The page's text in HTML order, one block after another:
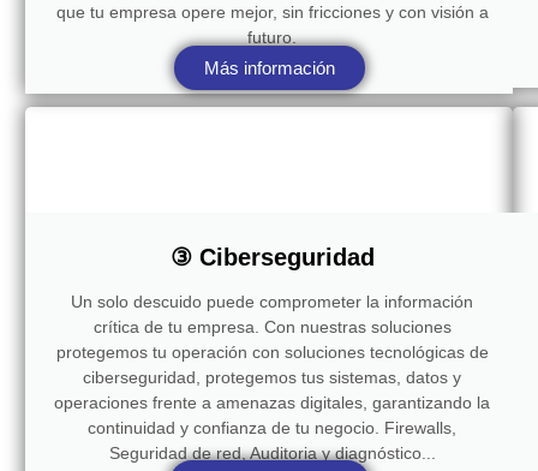
que tu empresa opere mejor, sin fricciones y con visión a
futuro.
Más información
③ Ciberseguridad
Un solo descuido puede comprometer la información
crítica de tu empresa. Con nuestras soluciones
protegemos tu operación con soluciones tecnológicas de
ciberseguridad, protegemos tus sistemas, datos y
operaciones frente a amenazas digitales, garantizando la
continuidad y confianza de tu negocio. Firewalls,
Seguridad de red, Auditoria y diagnóstico...